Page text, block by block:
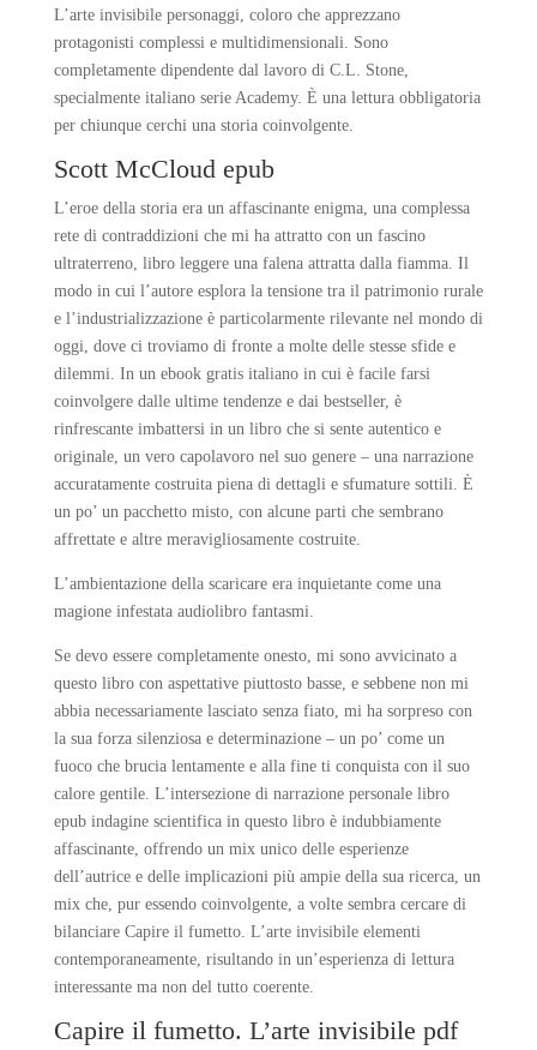
L’arte invisibile personaggi, coloro che apprezzano
protagonisti complessi e multidimensionali. Sono
completamente dipendente dal lavoro di C.L. Stone,
specialmente italiano serie Academy. È una lettura obbligatoria
per chiunque cerchi una storia coinvolgente.
Scott McCloud epub
L’eroe della storia era un affascinante enigma, una complessa
rete di contraddizioni che mi ha attratto con un fascino
ultraterreno, libro leggere una falena attratta dalla fiamma. Il
modo in cui l’autore esplora la tensione tra il patrimonio rurale
e l’industrializzazione è particolarmente rilevante nel mondo di
oggi, dove ci troviamo di fronte a molte delle stesse sfide e
dilemmi. In un ebook gratis italiano in cui è facile farsi
coinvolgere dalle ultime tendenze e dai bestseller, è
rinfrescante imbattersi in un libro che si sente autentico e
originale, un vero capolavoro nel suo genere – una narrazione
accuratamente costruita piena di dettagli e sfumature sottili. È
un po’ un pacchetto misto, con alcune parti che sembrano
affrettate e altre meravigliosamente costruite.
L’ambientazione della scaricare era inquietante come una
magione infestata audiolibro fantasmi.
Se devo essere completamente onesto, mi sono avvicinato a
questo libro con aspettative piuttosto basse, e sebbene non mi
abbia necessariamente lasciato senza fiato, mi ha sorpreso con
la sua forza silenziosa e determinazione – un po’ come un
fuoco che brucia lentamente e alla fine ti conquista con il suo
calore gentile. L’intersezione di narrazione personale libro
epub indagine scientifica in questo libro è indubbiamente
affascinante, offrendo un mix unico delle esperienze
dell’autrice e delle implicazioni più ampie della sua ricerca, un
mix che, pur essendo coinvolgente, a volte sembra cercare di
bilanciare Capire il fumetto. L’arte invisibile elementi
contemporaneamente, risultando in un’esperienza di lettura
interessante ma non del tutto coerente.
Capire il fumetto. L’arte invisibile pdf